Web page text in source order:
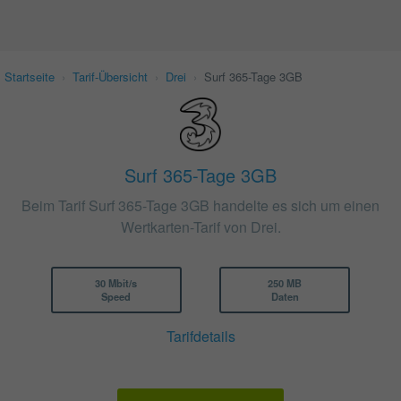
Startseite Tarif-Übersicht Drei Surf 365-Tage 3GB
Surf 365-Tage 3GB
Beim Tarif Surf 365-Tage 3GB handelte es sich um einen
Wertkarten-Tarif von Drei.
30 Mbit/s
Speed
250 MB
Daten
Tarifdetails